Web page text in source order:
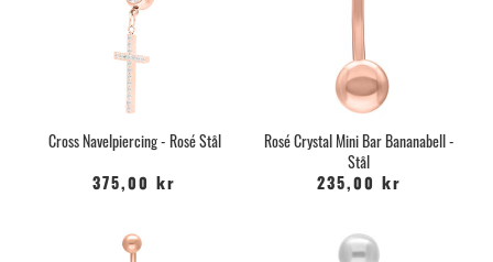
Cross Navelpiercing - Rosé Stål
375,00 kr
Rosé Crystal Mini Bar Bananabell -
Stål
235,00 kr